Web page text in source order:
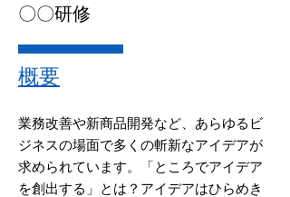
​〇〇研修
概要
業務改善や新商品開発など、あらゆるビ
ジネスの場面で多くの斬新なアイデアが
求められています。「ところでアイデア
を創出する」とは？アイデアはひらめき